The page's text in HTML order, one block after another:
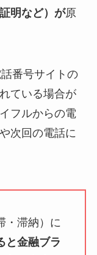
明など）が原
番号サイトの
ている場合が
フルからの電
次回の電話に
・滞納）に
と金融ブラ